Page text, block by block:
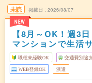
未読
NEW
掲載日 2026/08/07
【8月～OK！週3
マンションで生活
職種未経験OK 交通費別途
WEB登録OK 派遣